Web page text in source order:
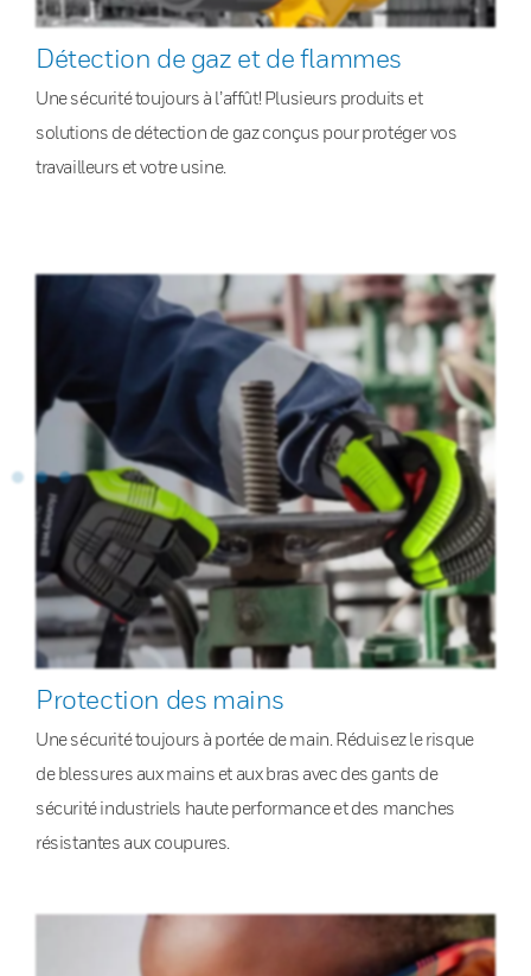
Détection de gaz et de flammes
Une sécurité toujours à l’affût! Plusieurs produits et
solutions de détection de gaz conçus pour protéger vos
travailleurs et votre usine.
Protection des mains
Une sécurité toujours à portée de main. Réduisez le risque
de blessures aux mains et aux bras avec des gants de
sécurité industriels haute performance et des manches
résistantes aux coupures.